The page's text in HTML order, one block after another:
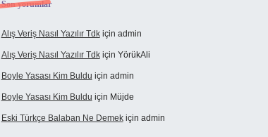
Son yorumlar
Alış Veriş Nasıl Yazılır Tdkiçin admin
Alış Veriş Nasıl Yazılır Tdkiçin YörükAli
Boyle Yasası Kim Buldu için admin
Boyle Yasası Kim Buldu için Müjde
Eski Türkçe Balaban Ne Demekiçin admin